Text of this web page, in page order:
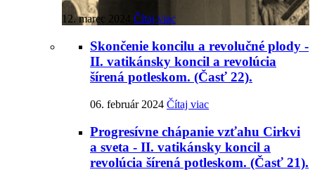
12. marec 2024 Čítaj viac
Skončenie koncilu a revolučné plody -
II. vatikánsky koncil a revolúcia
šírená potleskom. (Časť 22).
06. február 2024 Čítaj viac
Progresívne chápanie vzťahu Cirkvi
a sveta - II. vatikánsky koncil a
revolúcia šírená potleskom. (Časť 21).